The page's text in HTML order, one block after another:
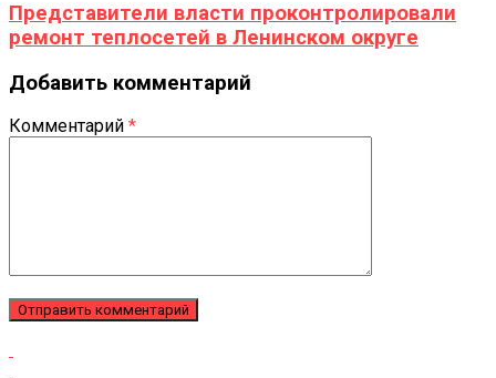
Представители власти проконтролировали
ремонт теплосетей в Ленинском округе
Добавить комментарий
Комментарий *